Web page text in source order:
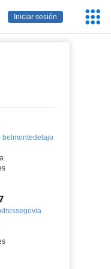
Iniciar sesión
belmontedetajo